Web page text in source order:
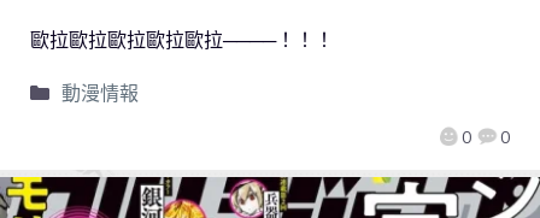
0 0
歐拉歐拉歐拉歐拉歐拉────！！！
動漫情報